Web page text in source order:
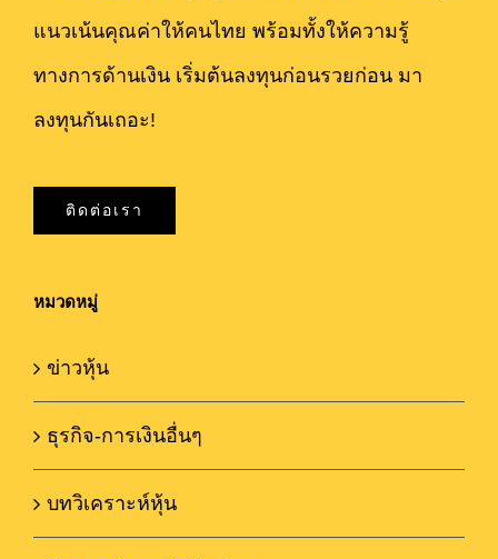
แนวเน้นคุณค่าให้คนไทย พร้อมทั้งให้ความรู้
ทางการด้านเงิน เริ่มต้นลงทุนก่อนรวยก่อน มา
ลงทุนกันเถอะ!
ติดต่อเรา
หมวดหมู่
ข่าวหุ้น
ธุรกิจ-การเงินอื่นๆ
บทวิเคราะห์หุ้น